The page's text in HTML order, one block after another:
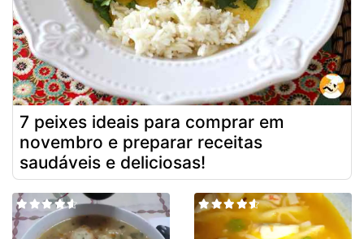
7 peixes ideais para comprar em
novembro e preparar receitas
saudáveis e deliciosas!